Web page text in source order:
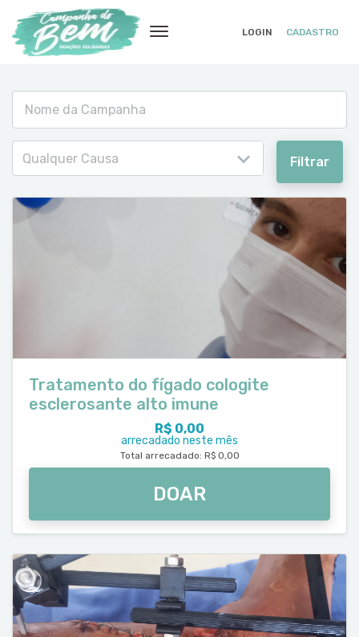
LOGIN CADASTRO
Qualquer Causa Filtrar
Tratamento do fígado cologite
esclerosante alto imune
R$ 0,00
arrecadado neste mês
Total arrecadado: R$ 0,00
DOAR